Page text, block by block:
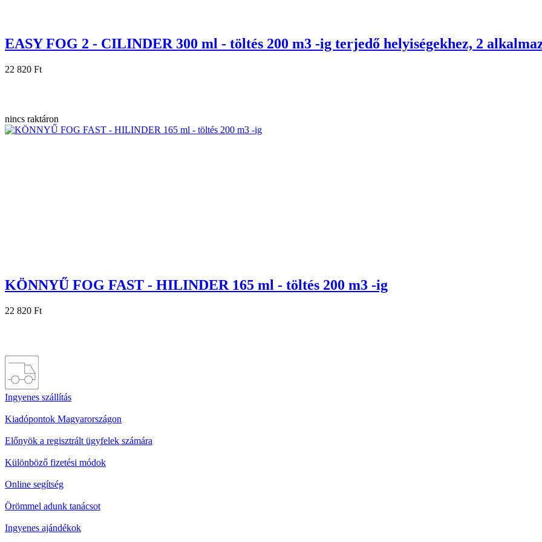
EASY FOG 2 - CILINDER 300 ml - töltés 200 m3 -ig terjedő helyiségekhez, 2
22 820 Ft
nincs raktáron
KÖNNYŰ FOG FAST - HILINDER 165 ml - töltés 200 m3 -ig
22 820 Ft
Ingyenes szállítás
Kiadópontok Magyarországon
Előnyök a regisztrált ügyfelek számára
Különböző fizetési módok
Online segítség
Örömmel adunk tanácsot
Ingyenes ajándékok